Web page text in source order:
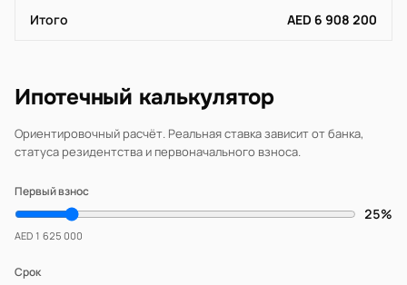
Итого AED 6 908 200
Ипотечный калькулятор
Ориентировочный расчёт. Реальная ставка зависит от банка,
статуса резидентства и первоначального взноса.
Первый взнос
25%
AED 1 625 000
Срок